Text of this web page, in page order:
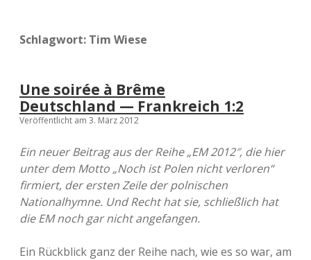
Schlagwort: Tim Wiese
Une soirée à Brême
Deutschland — Frankreich 1:2
Veröffentlicht am 3. März 2012
Ein neuer Beitrag aus der Reihe „EM 2012″, die hier
unter dem Motto „Noch ist Polen nicht verloren“
firmiert, der ersten Zeile der polnischen
Nationalhymne. Und Recht hat sie, schließlich hat
die EM noch gar nicht angefangen.
Ein Rückblick ganz der Reihe nach, wie es so war, am